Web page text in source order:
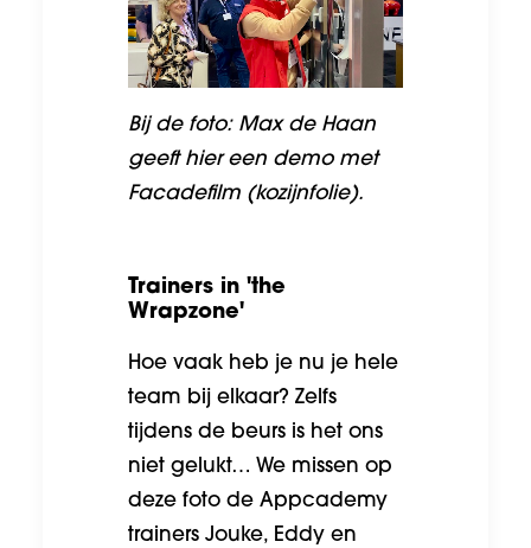
Bij de foto: Max de Haan
geeft hier een demo met
Facadefilm (kozijnfolie).
Trainers in 'the
Wrapzone'
Hoe vaak heb je nu je hele
team bij elkaar? Zelfs
tijdens de beurs is het ons
niet gelukt… We missen op
deze foto de Appcademy
trainers Jouke, Eddy en